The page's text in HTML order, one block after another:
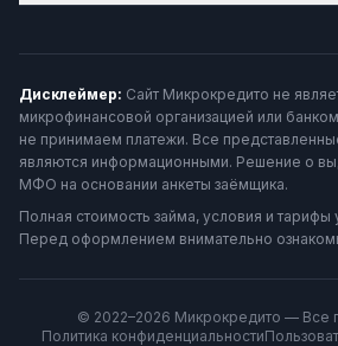
Дисклеймер: Сайт Микрокредито не
микрофинансовой организацией или
не принимаем платежи. Все
являются информационными. Решение о
МФО на основании анкеты заёмщика.
Полная стоимость займа, условия и
Перед оформлением внимательно
© 2022–2026 Микрокредито — Все
Политика конфиденциальности